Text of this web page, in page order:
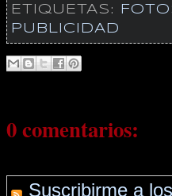
ETIQUETAS:
PUBLICIDAD
0 comentarios:
Suscribirme a